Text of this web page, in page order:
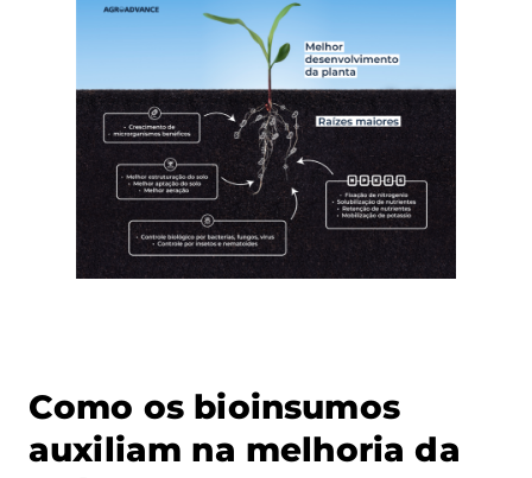
Como os bioinsumos
auxiliam na melhoria da